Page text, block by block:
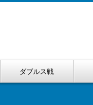
ダブルス戦